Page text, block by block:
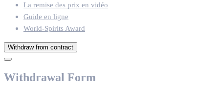
La remise des prix en vidéo
Guide en ligne
World-Spirits Award
Withdraw from contract
Withdrawal Form